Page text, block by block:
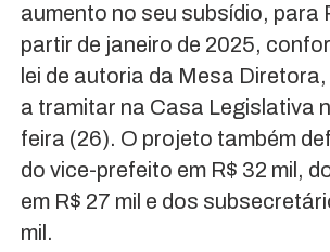
aumento no seu subsídio, para
partir de janeiro de 2025,
lei de autoria da Mesa
a tramitar na Casa Legislativa
feira (26). O projeto também
do vice-prefeito em R$ 32 mil,
em R$ 27 mil e dos
mil.